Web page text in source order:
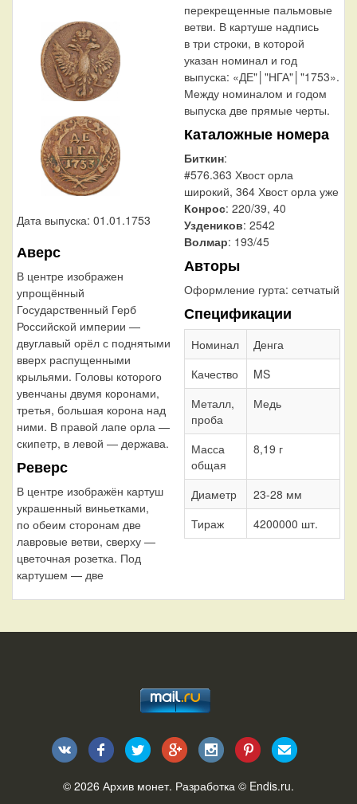
Дата выпуска: 01.01.1753
Аверс
В центре изображен
упрощённый
Государственный Герб
Российской империи —
двуглавый орёл с поднятыми
вверх распущенными
крыльями. Головы которого
увенчаны двумя коронами,
третья, большая корона над
ними. В правой лапе орла —
скипетр, в левой — держава.
Реверс
В центре изображён картуш
украшенный виньетками,
по обеим сторонам две
лавровые ветви, сверху —
цветочная розетка. Под
картушем — две
перекрещенные пальмовые
ветви. В картуше надпись
в три строки, в которой
указан номинал и год
выпуска: «ДЕ"│"НГА"│"1753».
Между номиналом и годом
выпуска две прямые черты.
Каталожные номера
Биткин:
#576.363 Хвост орла
широкий, 364 Хвост орла уже
Конрос: 220/39, 40
Уздеников: 2542
Волмар: 193/45
Авторы
Оформление гурта: сетчатый
Спецификации
Номинал
Денга
Качество
MS
Металл,
проба
Медь
Масса
общая
8,19 г
Диаметр
23-28 мм
Тираж
4200000 шт.
© 2026 Архив монет. Разработка © Endis.ru.